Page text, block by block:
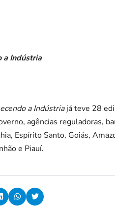
a Indústria
a Indústriajá teve 28
agências reguladoras,
Espírito Santo, Goiás,
e Piauí.